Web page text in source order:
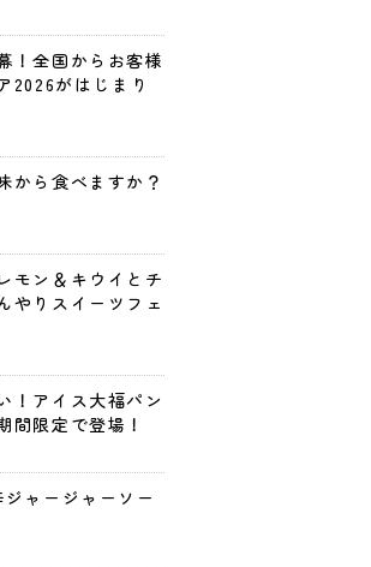
！全国からお客様
2026がはじまり
から食べますか？
モン＆キウイとチ
やりスイーツフェ
！アイス大福パン
間限定で登場！
ャージャーソー